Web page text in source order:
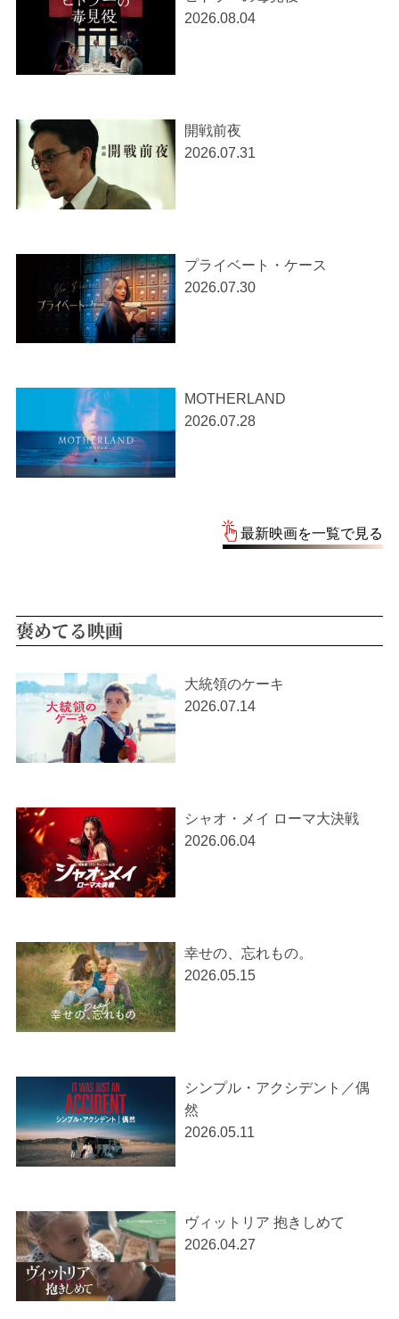
2026.08.04
開戦前夜
2026.07.31
プライベート・ケース
2026.07.30
MOTHERLAND
2026.07.28
最新映画を一覧で見る
褒めてる映画
大統領のケーキ
2026.07.14
シャオ・メイ ローマ大決戦
2026.06.04
幸せの、忘れもの。
2026.05.15
シンプル・アクシデント／偶
然
2026.05.11
ヴィットリア 抱きしめて
2026.04.27